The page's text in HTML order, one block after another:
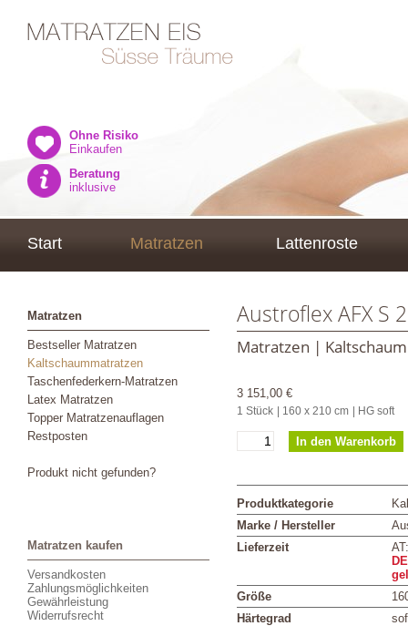
Ohne Risiko
Einkaufen
Beratung
inklusive
Start Matratzen Lattenroste
Matratzen
Bestseller Matratzen
Kaltschaummatratzen
Taschenfederkern-Matratzen
Latex Matratzen
Topper Matratzenauflagen
Restposten
Produkt nicht gefunden?
Matratzen kaufen
Versandkosten
Zahlungsmöglichkeiten
Gewährleistung
Widerrufsrecht
Austroflex AFX S
Matratzen |
3 151,00 €
1 Stück | 160 x 210 cm | HG soft
Produktkategorie
Marke / Hersteller
Lieferzeit
Größe
Härtegrad